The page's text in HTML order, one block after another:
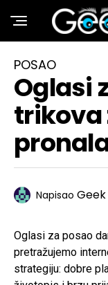
POSAO
Oglasi
trikova
Napisao
Oglasi za posao
pretražujemo
strategiju: dobre